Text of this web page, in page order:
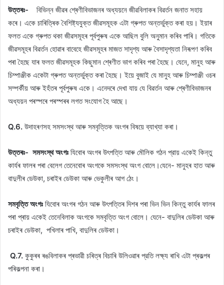
উত্তৰঃ- বিভিন্ন জীৱৰ শ্ৰেণীবিভাজনৰ অধ্যয়নে জীৱবিলাকৰ বিৱৰ্তন জনাত সহায়
কৰে। একে চাৰিত্ৰিক বৈশিষ্ট্যযুক্ত জীৱসমূহক এটা গ্ৰুপত অন্তৰ্ভুক্ত কৰা হয়। ইয়াৰ
ফলত একে গ্ৰুপত থকা জীৱসমূহৰ পূৰ্বপুৰুষ একে আছিল বুলি অনুমান কৰিব পাৰি। গতিকে
জীৱসমূহৰ বিৱৰ্তন হোৱাৰ বাবেহে জীৱসমূহৰ মাজত সাদৃশ্য আৰু বৈসাদৃশ্যতা নিৰূপণ কৰিব
পৰা হৈছে যাৰ ফলত জীৱসমূহক কিছুমান শ্ৰেণীত ভাগ কৰিব পৰা হৈছে। যেনে, মানুহ আৰু
চিম্পাঞ্জীক একেটা গ্ৰুপত অন্তৰ্ভুক্ত কৰা হৈছে। ইয়ে বুজাই যে মানুহ আৰু চিম্পাঞ্জী ওচৰ
সম্পৰ্কীয় আৰু ইহঁতৰ পূৰ্বপুৰুষ একে। এনেদৰে দেখা যায় যে বিৱৰ্তন আৰু শ্ৰেণীবিভাজনৰ
অধ্যয়ন পৰস্পৰে পৰস্পৰৰ লগত সংযোগ হৈ আছে।
Q.6. উদাহৰণসহ সমসংস্থ আৰু সমবৃত্তিক অংগৰ বিষয়ে ব্যাখ্যা কৰা।
উত্তৰঃ- সমসংস্থ অংগঃ যিবােৰ অংগৰ উৎপত্তি আৰু মৌলিক গঠন প্রায় একেই কিন্তু
কার্যৰ ফালৰ পৰা বেলেগ তেনেবােৰ অংগকে সমসংস্থ অংগ বােলে।যেনে- মানুহৰ হাত আৰু
বাদুলীৰ ডেউকা, চৰাইৰ ডেউকা আৰু ভেকুলীৰ আগ ঠেং।
সমবৃত্তি অংগঃ যিবােৰ অংগৰ গঠন আৰু উৎপত্তিৰ দিশৰ পৰা ভিন ভিন কিন্তু কার্যৰ ফালৰ
পৰা প্ৰায় একেই তেনেবিলাক অংগকে সমবৃত্তি অংগ বােলে। যেনে- বাদুলিৰ ডেউকা আৰু
চৰাইৰ ডেউকা, পখিলাৰ পাখি, বাদুলিৰ ডেউকা।
Q.7. কুকুৰৰ ৰঙবিলাকৰ প্ৰভাৱী চৰিত্ৰ বিচাৰি উলিওৱাৰ প্রতি লক্ষ্য ৰাখি এটা প্ৰকল্পৰ
পৰিকল্পনা কৰা।